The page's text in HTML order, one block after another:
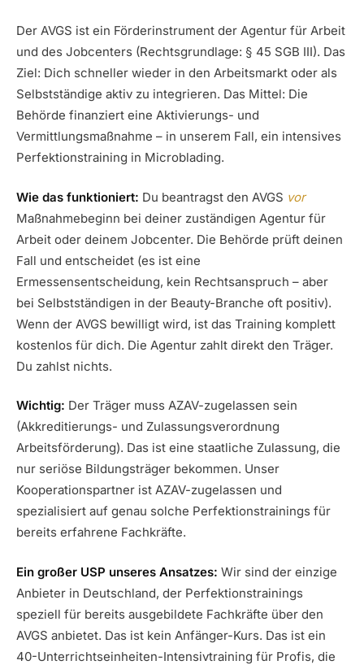
Der AVGS ist ein Förderinstrument der Agentur für Arbeit
und des Jobcenters (Rechtsgrundlage: § 45 SGB III). Das
Ziel: Dich schneller wieder in den Arbeitsmarkt oder als
Selbstständige aktiv zu integrieren. Das Mittel: Die
Behörde finanziert eine Aktivierungs- und
Vermittlungsmaßnahme – in unserem Fall, ein intensives
Perfektionstraining in Microblading.
Wie das funktioniert: Du beantragst den AVGS vor
Maßnahmebeginn bei deiner zuständigen Agentur für
Arbeit oder deinem Jobcenter. Die Behörde prüft deinen
Fall und entscheidet (es ist eine
Ermessensentscheidung, kein Rechtsanspruch – aber
bei Selbstständigen in der Beauty-Branche oft positiv).
Wenn der AVGS bewilligt wird, ist das Training komplett
kostenlos für dich. Die Agentur zahlt direkt den Träger.
Du zahlst nichts.
Wichtig: Der Träger muss AZAV-zugelassen sein
(Akkreditierungs- und Zulassungsverordnung
Arbeitsförderung). Das ist eine staatliche Zulassung, die
nur seriöse Bildungsträger bekommen. Unser
Kooperationspartner ist AZAV-zugelassen und
spezialisiert auf genau solche Perfektionstrainings für
bereits erfahrene Fachkräfte.
Ein großer USP unseres Ansatzes: Wir sind der einzige
Anbieter in Deutschland, der Perfektionstrainings
speziell für bereits ausgebildete Fachkräfte über den
AVGS anbietet. Das ist kein Anfänger-Kurs. Das ist ein
40-Unterrichtseinheiten-Intensivtraining für Profis, die